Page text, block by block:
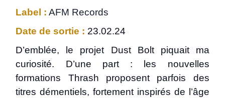
Label : AFM Records
Date de sortie : 23.02.24
D’emblée, le projet Dust Bolt piquait ma
curiosité. D’une part : les nouvelles
formations Thrash proposent parfois des
titres démentiels, fortement inspirés de l’âge